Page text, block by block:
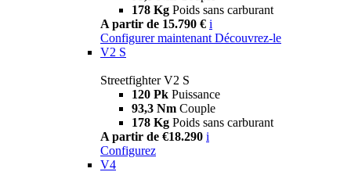
178 Kg Poids sans carburant
A partir de 15.790 € i
Configurer maintenant Découvrez-le
V2 S
Streetfighter V2 S
120 Pk Puissance
93,3 Nm Couple
178 Kg Poids sans carburant
A partir de €18.290 i
Configurez
V4